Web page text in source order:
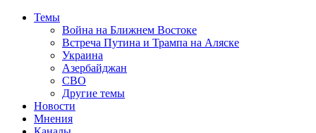
Темы
Война на Ближнем Востоке
Встреча Путина и Трампа на Аляске
Украина
Азербайджан
СВО
Другие темы
Новости
Мнения